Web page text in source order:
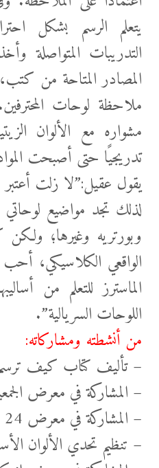
يتعلم الرسم بشكل
التدريبات المتواصلة
المصادر المتاحة من
مشواره مع الألوان
تدريجيًا حتى أصبحت
يقول عقيل:”لا زلت
لذلك تجد مواضيع
وبورتريه وغيرها؛
الواقعي الكلاسيكي،
الماسترز للتعلم من
اللوحات السريالية”.
من أنشطته ومشاركاته:
– تأليف كتاب كيف
– المشاركة في معرض
– المشاركة في معرض 24 ريشة.
– تنظيم تحدي الألوان